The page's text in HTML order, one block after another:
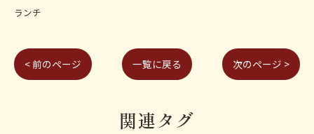
ランチ
< 前のページ 一覧に戻る 次のページ >
関連タグ